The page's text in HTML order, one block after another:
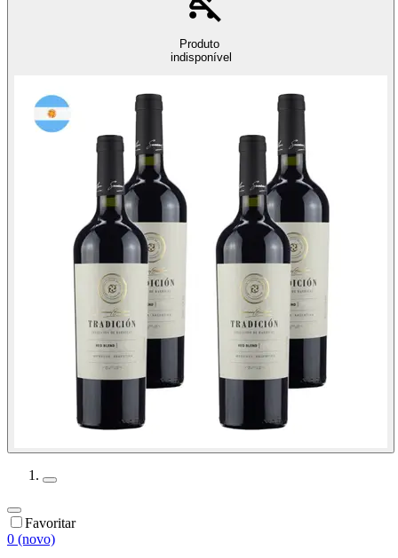
Produto
indisponível
Favoritar
0 (novo)